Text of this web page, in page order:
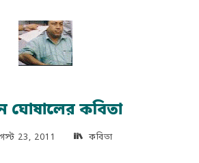
ঘোষালের কবিতা
23, 2011 কবিতা